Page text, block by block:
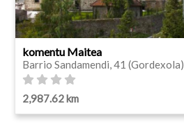
komentu Maitea
Barrio Sandamendi, 41 (Gordexola)
2,987.62 km